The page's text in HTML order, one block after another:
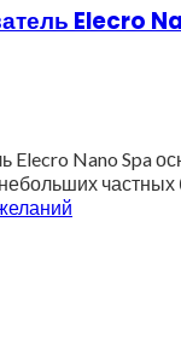
Elecro
Elecro Nano Spa
частных